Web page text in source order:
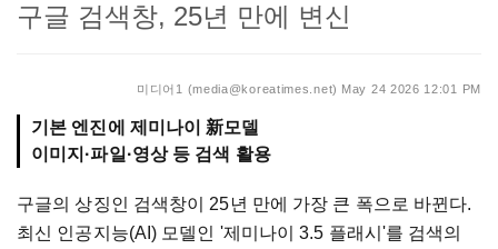
구글 검색창, 25년 만에 변신
미디어1 (media@koreatimes.net) May 24 2026 12:01 PM
기본 엔진에 제미나이 新모델
이미지·파일·영상 등 검색 활용
구글의 상징인 검색창이 25년 만에 가장 큰 폭으로 바뀐다.
최신 인공지능(AI) 모델인 '제미나이 3.5 플래시'를 검색의